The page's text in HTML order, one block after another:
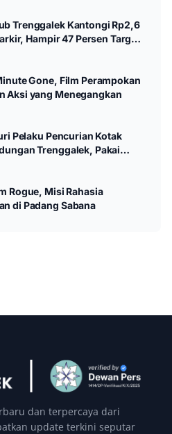
Trenggalek Kantongi Rp2,6
Hampir 47 Persen Target
Gone, Film Perampokan
Aksi yang Menegangkan
Pelaku Pencurian Kotak
Trenggalek, Pakai
Rogue, Misi Rahasia
di Padang Sabana
dan terpercaya dari
update terkini seputar